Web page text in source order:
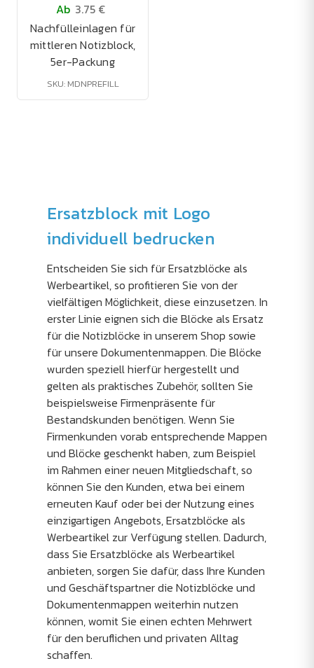
Ab 3.75 €
Nachfülleinlagen für
mittleren Notizblock,
5er-Packung
SKU: MDNPREFILL
Ersatzblock mit Logo
individuell bedrucken
Entscheiden Sie sich für Ersatzblöcke als
Werbeartikel, so profitieren Sie von der
vielfältigen Möglichkeit, diese einzusetzen. In
erster Linie eignen sich die Blöcke als Ersatz
für die Notizblöcke in unserem Shop sowie
für unsere Dokumentenmappen. Die Blöcke
wurden speziell hierfür hergestellt und
gelten als praktisches Zubehör, sollten Sie
beispielsweise Firmenpräsente für
Bestandskunden benötigen. Wenn Sie
Firmenkunden vorab entsprechende Mappen
und Blöcke geschenkt haben, zum Beispiel
im Rahmen einer neuen Mitgliedschaft, so
können Sie den Kunden, etwa bei einem
erneuten Kauf oder bei der Nutzung eines
einzigartigen Angebots, Ersatzblöcke als
Werbeartikel zur Verfügung stellen. Dadurch,
dass Sie Ersatzblöcke als Werbeartikel
anbieten, sorgen Sie dafür, dass Ihre Kunden
und Geschäftspartner die Notizblöcke und
Dokumentenmappen weiterhin nutzen
können, womit Sie einen echten Mehrwert
für den beruflichen und privaten Alltag
schaffen.